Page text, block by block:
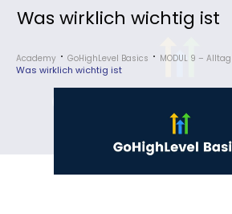
Was wirklich wichtig ist
Academy GoHighLevel Basics MODUL 9 –
Was wirklich wichtig ist